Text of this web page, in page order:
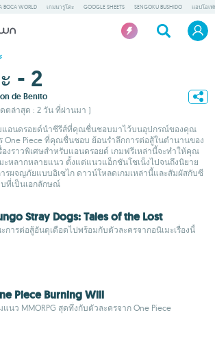
BOCA WORLD เกมนารูโตะ GOOGLE SHEETS SENGOKU BUSHIDO แอปโอเ
- 2
de Benito
ตล่าสุด : 2 วัน ที่ผ่านมา )
แอนดรอยด์นำซีรีส์ที่คุณชื่นชอบมาไว้บนอุปกรณ์ของคุณ
One Piece ที่คุณชื่นชอบ ย้อนรำลึกการต่อสู้ในตำนานของ
องราวพิเศษสำหรับแอนดรอยด์ เกมฟรีเหล่านี้จะทำให้คุณ
ะหลากหลายแนว ตั้งแต่แนวแอ็กชันโชเน็งไปจนถึงนิยาย
รผจญภัยแบบอิเซไก ดาวน์โหลดเกมเหล่านี้และสัมผัสกับซี
ที่เป็นเอกลักษณ์
Stray Dogs: Tales of the Lost
การต่อสู้อันดุเดือดไปพร้อมกับตัวละครจากอนิเมะเรื่องนี้
Piece Burning Will
แนว MMORPG สุดทึ่งกับตัวละครจาก One Piece